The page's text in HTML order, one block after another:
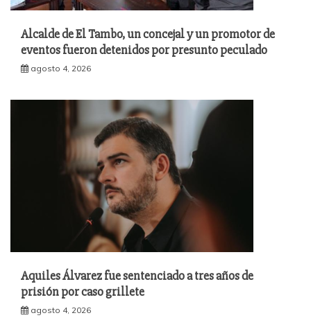
Alcalde de El Tambo, un concejal y un promotor de
eventos fueron detenidos por presunto peculado
agosto 4, 2026
Aquiles Álvarez fue sentenciado a tres años de
prisión por caso grillete
agosto 4, 2026